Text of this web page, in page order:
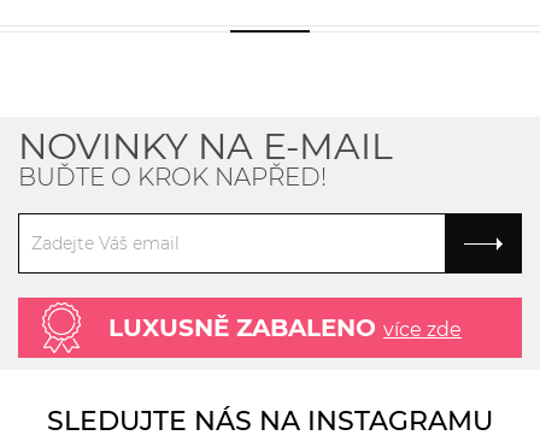
NOVINKY NA E-MAIL
BUĎTE O KROK NAPŘED!
LUXUSNĚ ZABALENO více zde
SLEDUJTE NÁS NA INSTAGRAMU